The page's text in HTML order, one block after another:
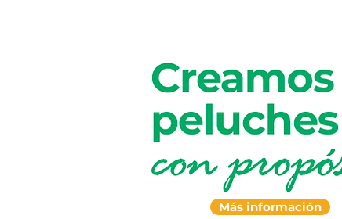
Más información